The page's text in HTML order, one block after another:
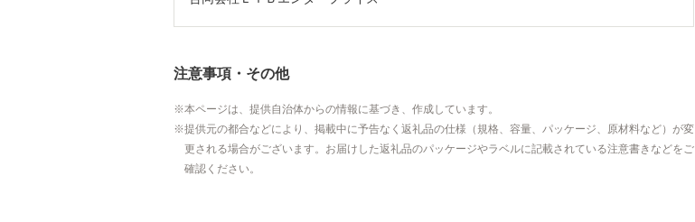
注意事項・その他
本ページは、提供自治体からの情報に基づき、作成しています。
提供元の都合などにより、掲載中に予告なく返礼品の仕様（規格、容量、パッケージ、原材料など）が変
更される場合がございます。お届けした返礼品のパッケージやラベルに記載されている注意書きなどをご
確認ください。